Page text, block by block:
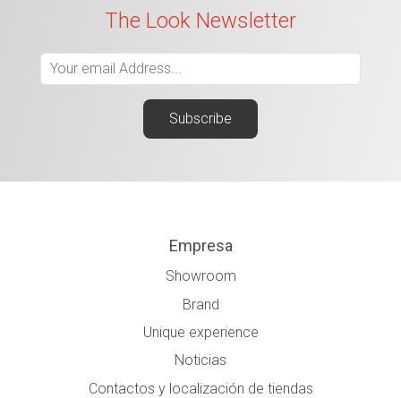
The Look Newsletter
Empresa
Showroom
Brand
Unique experience
Noticias
Contactos y localización de tiendas